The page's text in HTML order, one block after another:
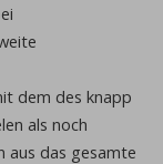
dem des knapp
als noch
aus das gesamte